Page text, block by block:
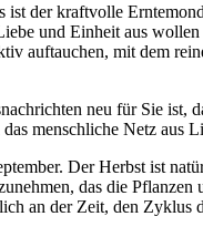
ist der kraftvolle
und Einheit aus
auftauchen, mit dem
neu für Sie ist,
menschliche Netz aus
Der Herbst ist
das die
an der Zeit, den Zyklus